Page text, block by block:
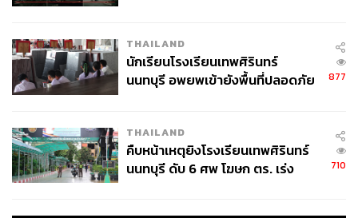
ABOUT THE AUTHOR
THE STANDARD WEALTH
THAILAND
นักเรียนโรงเรียนเทพศิรินทร์
นนทบุรี อพยพเข้ายังพื้นที่ปลอดภัย
877
THAILAND
คืบหน้าเหตุยิงโรงเรียนเทพศิรินทร์
นนทบุรี ดับ 6 ศพ โฆษก ตร. เร่ง
710